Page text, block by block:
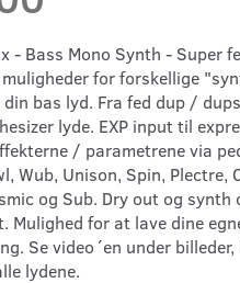
- Bass Mono Synth - Super
for forskellige
bas lyd. Fra fed dup /
lyde. EXP input til
/ parametrene via
Wub, Unison, Spin, Plectre,
og Sub. Dry out og synth
Mulighed for at lave dine
Se video´en under
lydene.